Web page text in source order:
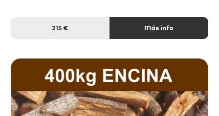
215 € Más info